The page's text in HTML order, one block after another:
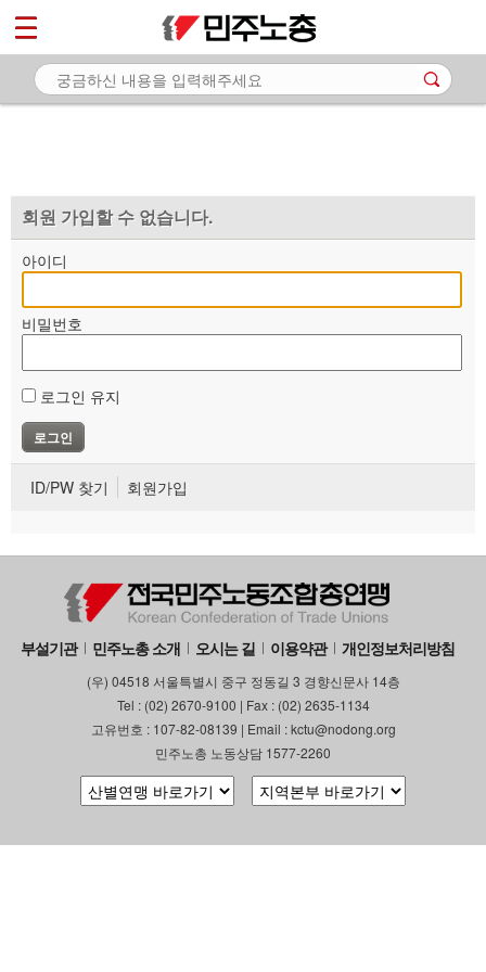
회원 가입할 수 없습니다.
아이디
비밀번호
로그인 유지
ID/PW 찾기 회원가입
부설기관 민주노총 소개 오시는 길 이용약관 개인정보처리방침
(우) 04518 서울특별시 중구 정동길 3 경향신문사 14층
Tel : (02) 2670-9100 | Fax : (02) 2635-1134
고유번호 : 107-82-08139 | Email : kctu@nodong.org
민주노총 노동상담 1577-2260
마이페이지
소개
자료
부설기관